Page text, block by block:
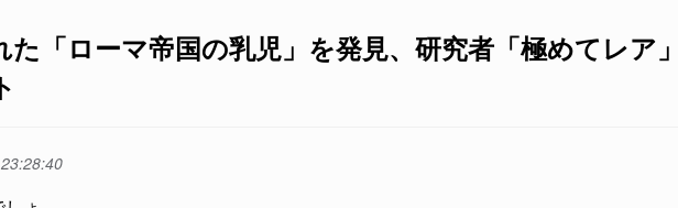
た「ローマ帝国の乳児」を発見、研究者「極めてレア